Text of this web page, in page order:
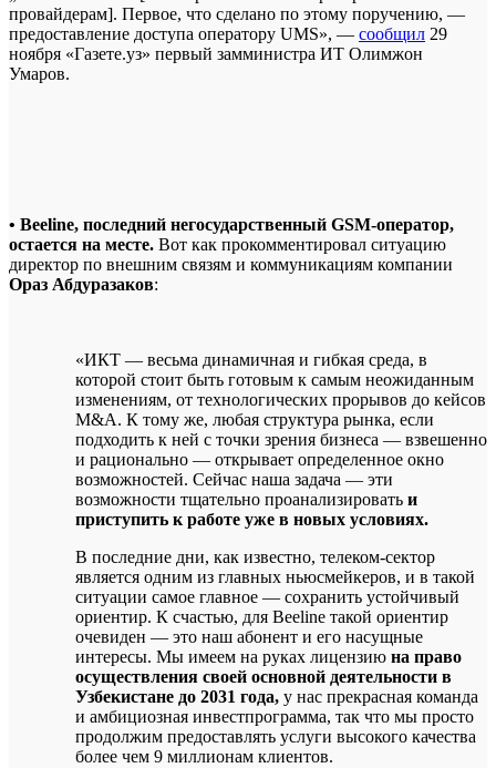
провайдерам]. Первое, что сделано по этому поручению, —
предоставление доступа оператору UMS», — сообщил 29
ноября «Газете.уз» первый замминистра ИТ Олимжон
Умаров.
• Beeline, последний негосударственный GSM-оператор,
остается на месте. Вот как прокомментировал ситуацию
директор по внешним связям и коммуникациям компании
Ораз Абдуразаков:
«ИКТ — весьма динамичная и гибкая среда, в
которой стоит быть готовым к самым неожиданным
изменениям, от технологических прорывов до кейсов
M&A. К тому же, любая структура рынка, если
подходить к ней с точки зрения бизнеса — взвешенно
и рационально — открывает определенное окно
возможностей. Сейчас наша задача — эти
возможности тщательно проанализировать и
приступить к работе уже в новых условиях.
В последние дни, как известно, телеком-сектор
является одним из главных ньюсмейкеров, и в такой
ситуации самое главное — сохранить устойчивый
ориентир. К счастью, для Beeline такой ориентир
очевиден — это наш абонент и его насущные
интересы. Мы имеем на руках лицензию на право
осуществления своей основной деятельности в
Узбекистане до 2031 года, у нас прекрасная команда
и амбициозная инвестпрограмма, так что мы просто
продолжим предоставлять услуги высокого качества
более чем 9 миллионам клиентов.